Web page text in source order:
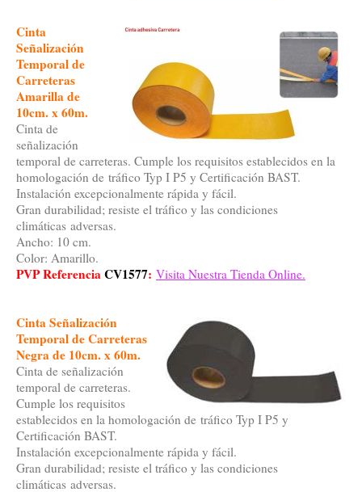
Cinta
Señalización
Temporal de
Carreteras
Amarilla de
10cm. x 60m.
Cinta de
señalización
temporal de carreteras. Cumple los requisitos establecidos en la
homologación de tráfico Typ I P5 y Certificación BAST.
Instalación excepcionalmente rápida y fácil.
Gran durabilidad; resiste el tráfico y las condiciones
climáticas adversas.
Ancho: 10 cm.
Color: Amarillo.
PVP ReferenciaCV1577: Visita Nuestra Tienda Online.
Cinta Señalización
Temporal de Carreteras
Negra de 10cm. x 60m.
Cinta de señalización
temporal de carreteras.
Cumple los requisitos
establecidos en la homologación de tráfico Typ I P5 y
Certificación BAST.
Instalación excepcionalmente rápida y fácil.
Gran durabilidad; resiste el tráfico y las condiciones
climáticas adversas.